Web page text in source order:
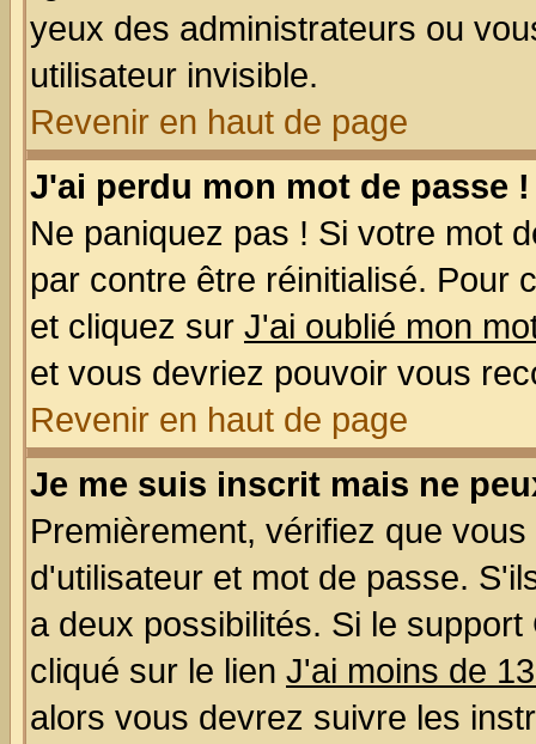
yeux des administrateurs ou
utilisateur invisible.
Revenir en haut de page
J'ai perdu mon mot de passe !
Ne paniquez pas ! Si votre mot
par contre être réinitialisé. Pour
et cliquez sur J'ai oublié mon
et vous devriez pouvoir vous
Revenir en haut de page
Je me suis inscrit mais ne
Premièrement, vérifiez que
d'utilisateur et mot de passe.
a deux possibilités. Si le
cliqué sur le lien J'ai moins de
alors vous devrez suivre les